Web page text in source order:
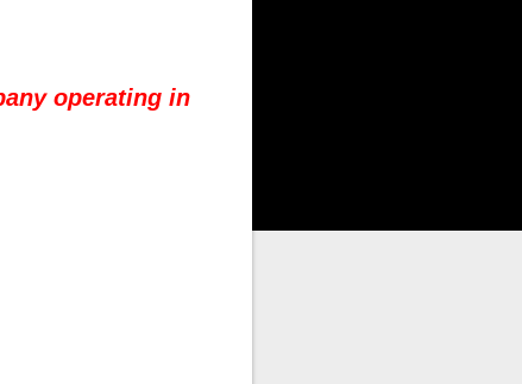
operating in